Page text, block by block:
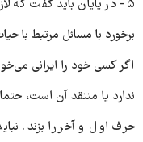
۵- در پایان باید گفت
برخورد با مسائل مرتبط با
اگر کسی خود را ایرانی
ندارد یا منتقد آن است،
حرف اول و آخر را بزند.